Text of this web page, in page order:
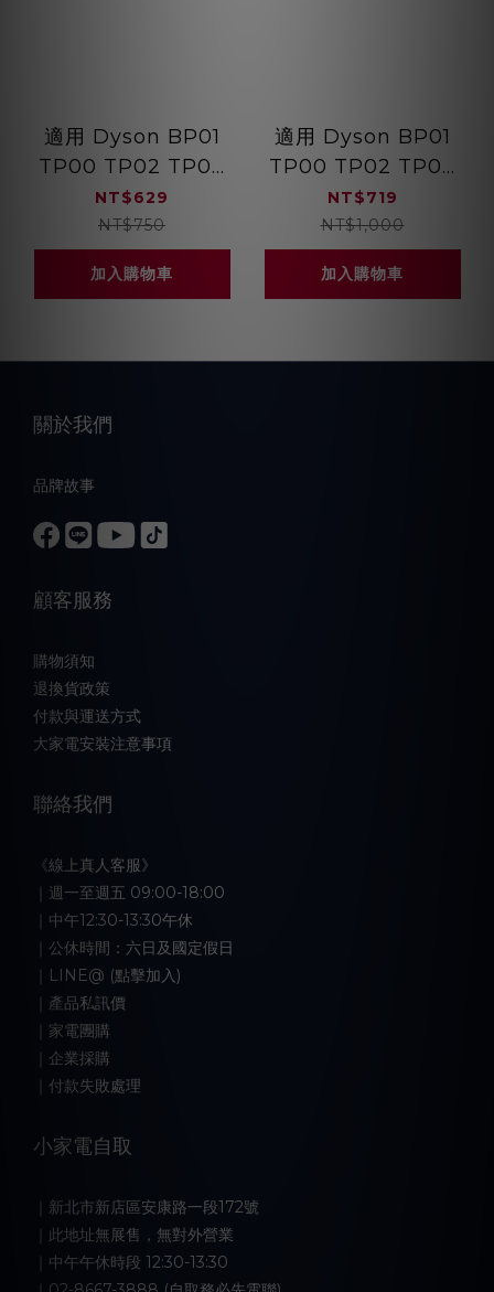
適用 Dyson BP01
TP00 TP02 TP03
空氣清淨機 HEPA抗
敏濾芯 綠綠好日
NT$629
NT$750
加入購物車
適用 Dyson BP01
TP00 TP02 TP03
空氣清淨機 HEPA抗
菌濾芯 綠綠好日
NT$719
NT$1,000
加入購物車
關於我們
品牌故事
顧客服務
購物須知
退換貨政策
付款與運送方式
大家電安裝注意事項
聯絡我們
《線上真人客服》
｜週一至週五 09:00-18:00
｜中午12:30-13:30午休
｜公休時間：六日及國定假日
｜LINE@ (點擊加入)
｜產品私訊價
｜家電團購
｜企業採購
｜付款失敗處理
小家電自取
｜新北市新店區安康路一段172號
｜此地址無展售，無對外營業
｜中午午休時段 12:30-13:30